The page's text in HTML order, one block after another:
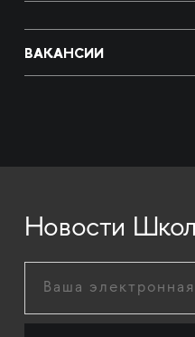
ВАКАНСИИ
Новости